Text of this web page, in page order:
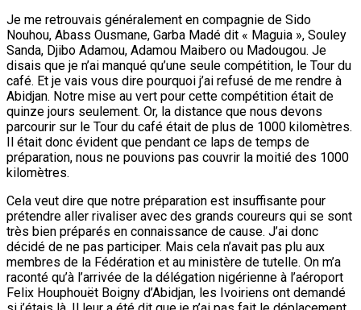
Je me retrouvais généralement en compagnie de Sido
Nouhou, Abass Ousmane, Garba Madé dit « Maguia », Souley
Sanda, Djibo Adamou, Adamou Maibero ou Madougou. Je
disais que je n’ai manqué qu’une seule compétition, le Tour du
café. Et je vais vous dire pourquoi j’ai refusé de me rendre à
Abidjan. Notre mise au vert pour cette compétition était de
quinze jours seulement. Or, la distance que nous devons
parcourir sur le Tour du café était de plus de 1000 kilomètres.
Il était donc évident que pendant ce laps de temps de
préparation, nous ne pouvions pas couvrir la moitié des 1000
kilomètres.
Cela veut dire que notre préparation est insuffisante pour
prétendre aller rivaliser avec des grands coureurs qui se sont
très bien préparés en connaissance de cause. J’ai donc
décidé de ne pas participer. Mais cela n’avait pas plu aux
membres de la Fédération et au ministère de tutelle. On m’a
raconté qu’à l’arrivée de la délégation nigérienne à l’aéroport
Felix Houphouët Boigny d’Abidjan, les Ivoiriens ont demandé